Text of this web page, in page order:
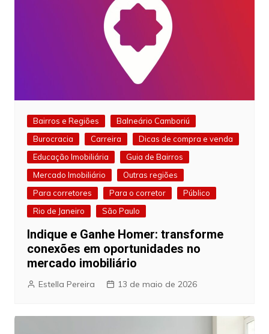
Bairros e Regiões
Balneário Camboriú
Burocracia
Carreira
Dicas de compra e venda
Educação Imobiliária
Guia de Bairros
Mercado Imobiliário
Outras regiões
Para corretores
Para o corretor
Público
Rio de Janeiro
São Paulo
Indique e Ganhe Homer: transforme
conexões em oportunidades no
mercado imobiliário
Estella Pereira 13 de maio de 2026